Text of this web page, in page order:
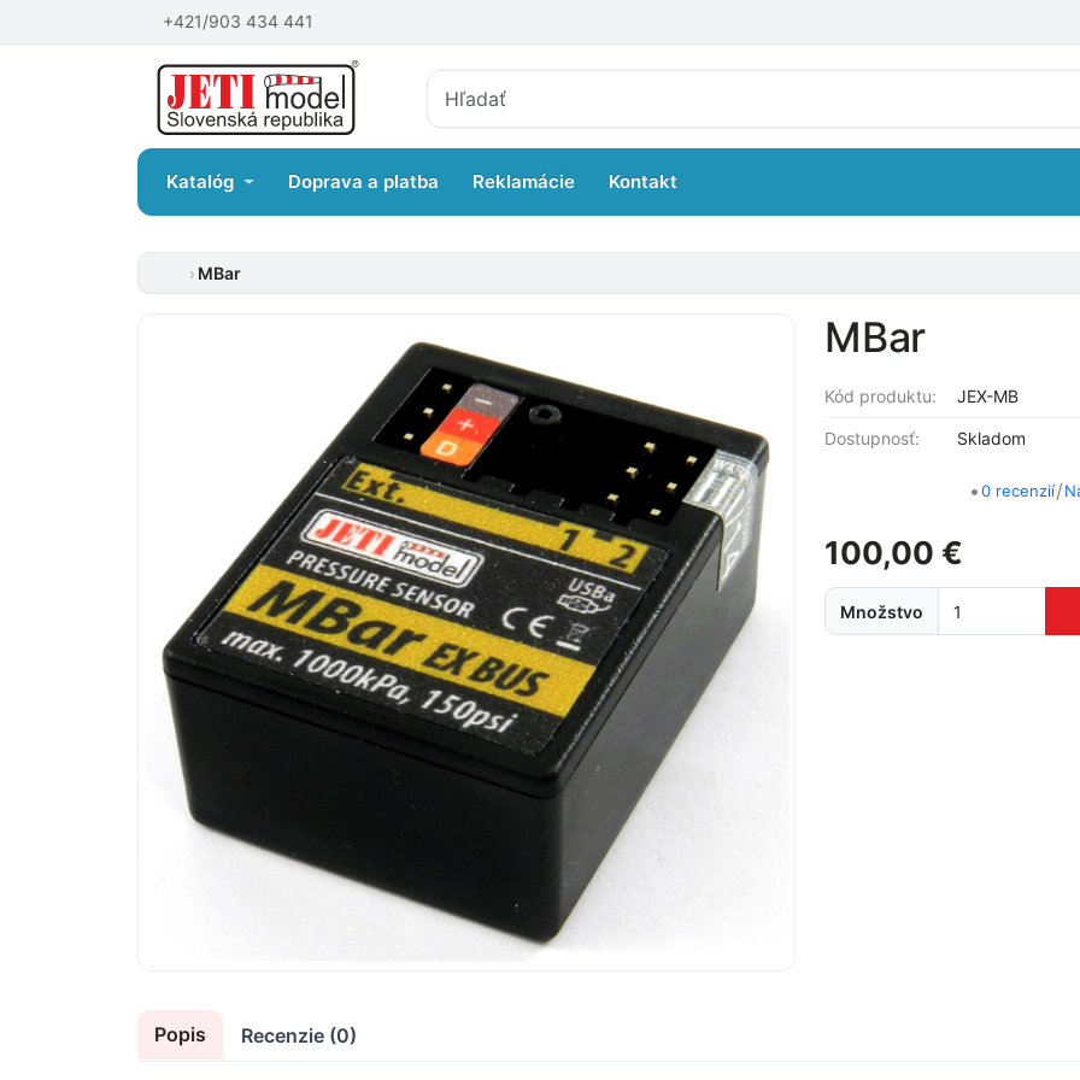
+421/903 434 441
Katalóg Doprava a platba Reklamácie Kontakt
MBar
MBar
Kód produktu: JEX-MB
Dostupnosť: Skladom
•0 recenzií/
100,00 €
Množstvo
Popis Recenzie (0)